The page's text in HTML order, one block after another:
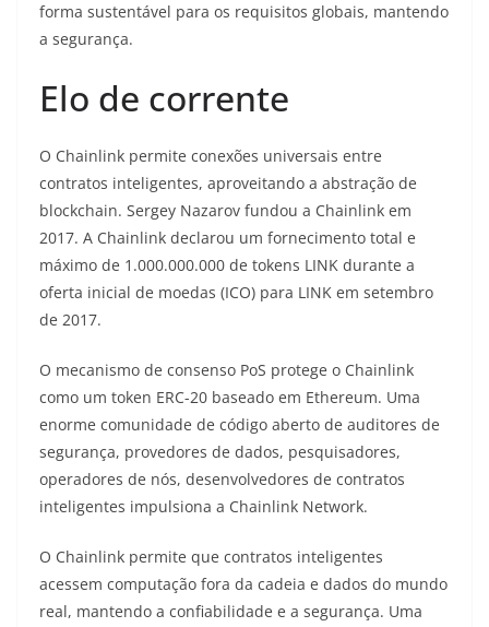
forma sustentável para os requisitos globais, mantendo
a segurança.
Elo de corrente
O Chainlink permite conexões universais entre
contratos inteligentes, aproveitando a abstração de
blockchain. Sergey Nazarov fundou a Chainlink em
2017. A Chainlink declarou um fornecimento total e
máximo de 1.000.000.000 de tokens LINK durante a
oferta inicial de moedas (ICO) para LINK em setembro
de 2017.
O mecanismo de consenso PoS protege o Chainlink
como um token ERC-20 baseado em Ethereum. Uma
enorme comunidade de código aberto de auditores de
segurança, provedores de dados, pesquisadores,
operadores de nós, desenvolvedores de contratos
inteligentes impulsiona a Chainlink Network.
O Chainlink permite que contratos inteligentes
acessem computação fora da cadeia e dados do mundo
real, mantendo a confiabilidade e a segurança. Uma